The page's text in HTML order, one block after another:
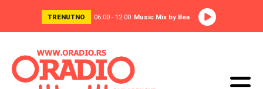
TRENUTNO 06:00 - 12:00 Music Mix by Bea